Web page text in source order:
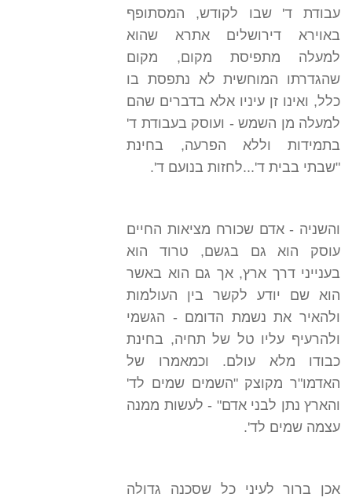
עבודת ד' שבו לקודש, המסתופף
באוירא דירושלים אתרא שהוא
למעלה מתפיסת מקום, מקום
שהגדרתו המוחשית לא נתפסת בו
כלל, ואינו זן עיניו אלא בדברים שהם
למעלה מן השמש - ועוסק בעבודת ד'
בתמידות וללא הפרעה, בחינת
"שבתי בבית ד'...לחזות בנועם ד'.
והשניה - אדם שכורח מציאות החיים
עוסק הוא גם בגשם, טרוד הוא
בענייני דרך ארץ, אך גם הוא באשר
הוא שם יודע לקשר בין העולמות
ולהאיר את נשמת הדומם - הגשמי
ולהרעיף עליו טל של תחיה, בחינת
כבודו מלא עולם. וכמאמרו של
האדמו"ר מקוצק "השמים שמים לד'
והארץ נתן לבני אדם" - לעשות ממנה
עצמה שמים לד'.
אכן ברור לעיני כל שסכנה גדולה